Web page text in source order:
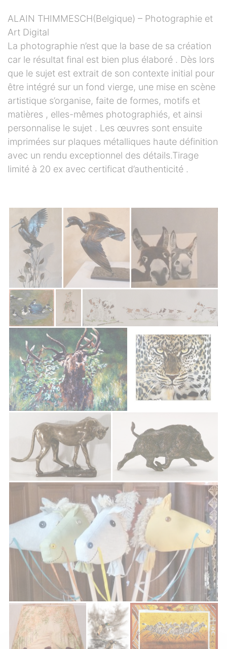
ALAIN THIMMESCH(Belgique) – Photographie et
Art Digital
La photographie n’est que la base de sa création
car le résultat final est bien plus élaboré . Dès lors
que le sujet est extrait de son contexte initial pour
être intégré sur un fond vierge, une mise en scène
artistique s’organise, faite de formes, motifs et
matières , elles-mêmes photographiés, et ainsi
personnalise le sujet . Les œuvres sont ensuite
imprimées sur plaques métalliques haute définition
avec un rendu exceptionnel des détails.Tirage
limité à 20 ex avec certificat d’authenticité .
Photos